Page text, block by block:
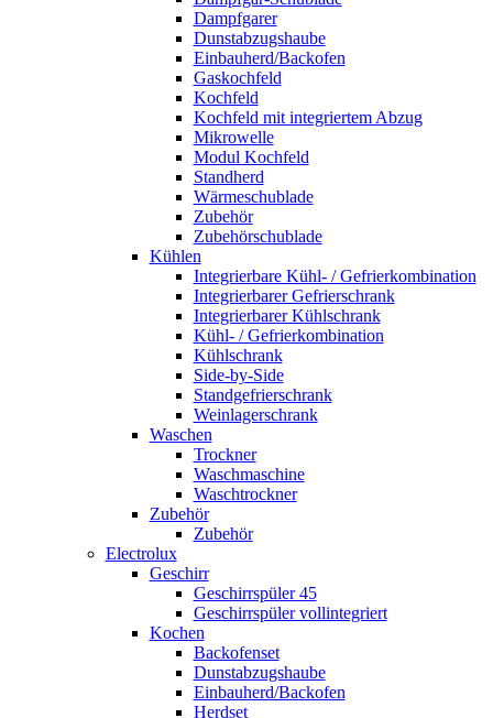
Dampfgarer
Dunstabzugshaube
Einbauherd/Backofen
Gaskochfeld
Kochfeld
Kochfeld mit integriertem Abzug
Mikrowelle
Modul Kochfeld
Standherd
Wärmeschublade
Zubehör
Zubehörschublade
Kühlen
Integrierbare Kühl- / Gefrierkombination
Integrierbarer Gefrierschrank
Integrierbarer Kühlschrank
Kühl- / Gefrierkombination
Kühlschrank
Side-by-Side
Standgefrierschrank
Weinlagerschrank
Waschen
Trockner
Waschmaschine
Waschtrockner
Zubehör
Zubehör
Electrolux
Geschirr
Geschirrspüler 45
Geschirrspüler vollintegriert
Kochen
Backofenset
Dunstabzugshaube
Einbauherd/Backofen
Herdset